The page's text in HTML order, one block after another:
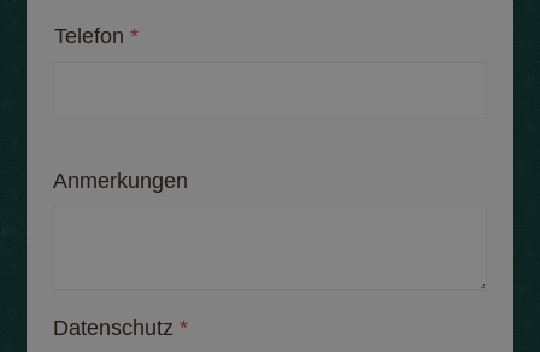
Telefon *
Anmerkungen
Datenschutz *